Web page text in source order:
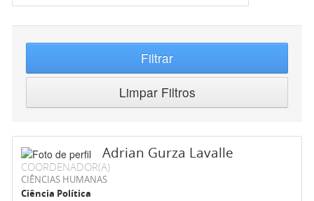
Filtrar
Limpar Filtros
Adrian Gurza Lavalle
COORDENADOR(A)
CIÊNCIAS HUMANAS
Ciência Política